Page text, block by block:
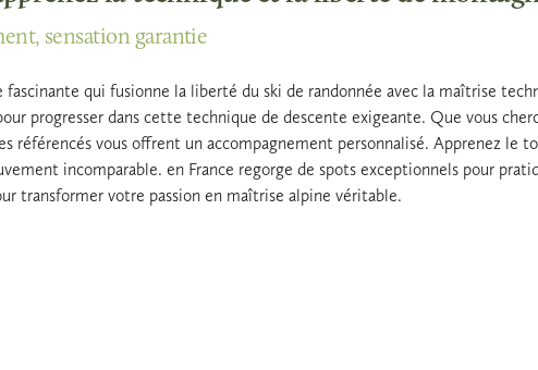
sensation garantie
fascinante qui fusionne la liberté du ski de randonnée avec la maîtrise
progresser dans cette technique de descente exigeante. Que vous
référencés vous offrent un accompagnement personnalisé. Apprenez
incomparable. en France regorge de spots exceptionnels pour
transformer votre passion en maîtrise alpine véritable.